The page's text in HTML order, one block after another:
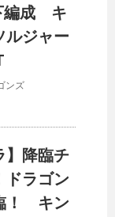
編成 キ
ルジャー
ンズ
】降臨チ
ドラゴン
！ キン